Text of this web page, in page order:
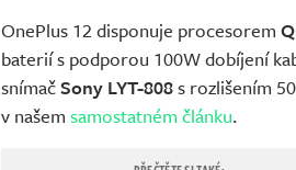
OnePlus 12 disponuje procesorem
baterií s podporou 100W dobíjení
snímačSony LYT-808s rozlišením
v našem samostatném článku.